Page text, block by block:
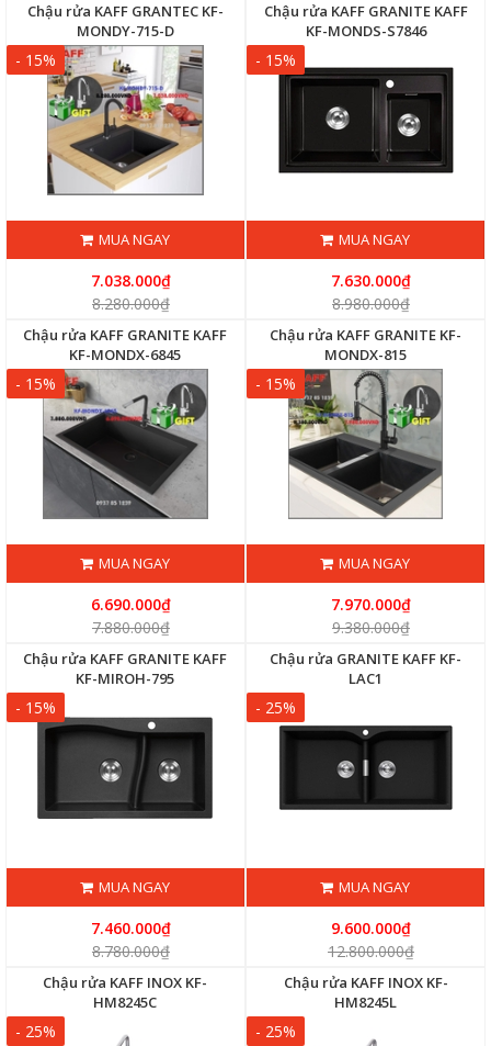
Chậu rửa KAFF GRANTEC KF-
MONDY-715-D
- 15%
MUA NGAY
7.038.000₫
8.280.000₫
Chậu rửa KAFF GRANITE KAFF
KF-MONDS-S7846
- 15%
MUA NGAY
7.630.000₫
8.980.000₫
Chậu rửa KAFF GRANITE KAFF
KF-MONDX-6845
- 15%
MUA NGAY
6.690.000₫
7.880.000₫
Chậu rửa KAFF GRANITE KF-
MONDX-815
- 15%
MUA NGAY
7.970.000₫
9.380.000₫
Chậu rửa KAFF GRANITE KAFF
KF-MIROH-795
- 15%
MUA NGAY
7.460.000₫
8.780.000₫
Chậu rửa GRANITE KAFF KF-
LAC1
- 25%
MUA NGAY
9.600.000₫
12.800.000₫
Chậu rửa KAFF INOX KF-
HM8245C
- 25%
Chậu rửa KAFF INOX KF-
HM8245L
- 25%